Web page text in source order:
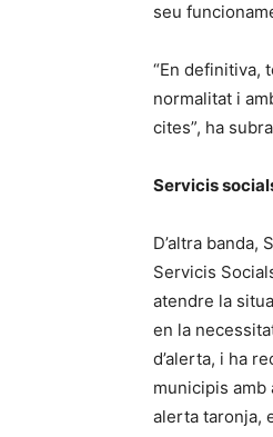
seu
“En definitiva,
normalitat i
cites”, ha
Servicis
D’altra
Servicis
atendre la
en la
d’alerta, i ha
municipis amb
alerta taronja,